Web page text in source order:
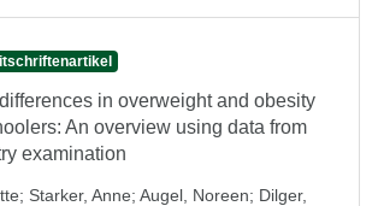
in overweight and obesity
An overview using data from
examination
; Starker, Anne; Augel, Noreen; Dilger,